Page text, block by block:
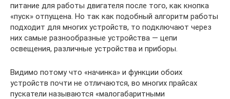
питание для работы двигателя после того, как кнопка
«пуск» отпущена. Но так как подобный алгоритм работы
подходит для многих устройств, то подключают через
них самые разнообразные устройства — цепи
освещения, различные устройства и приборы.
Видимо потому что «начинка» и функции обоих
устройств почти не отличаются, во многих прайсах
пускатели называются «малогабаритными